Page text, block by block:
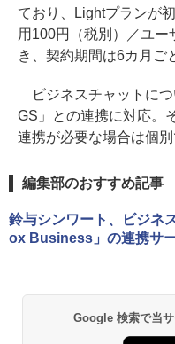
ており、Lightプランが
用100円（税別）／ユ
き、契約期間は6カ月ご
ビジネスチャットにつ
GS」との連携に対応。
連携が必要な場合は個
編集部のおすすめ記事
鈴与シンワート、ビジネ
ox Business」の連携サ
Google 検索で当